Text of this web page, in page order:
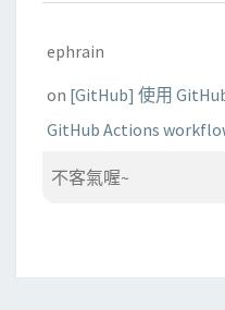
ephrain
on [GitHub] 使用
GitHub Actions
不客氣喔~